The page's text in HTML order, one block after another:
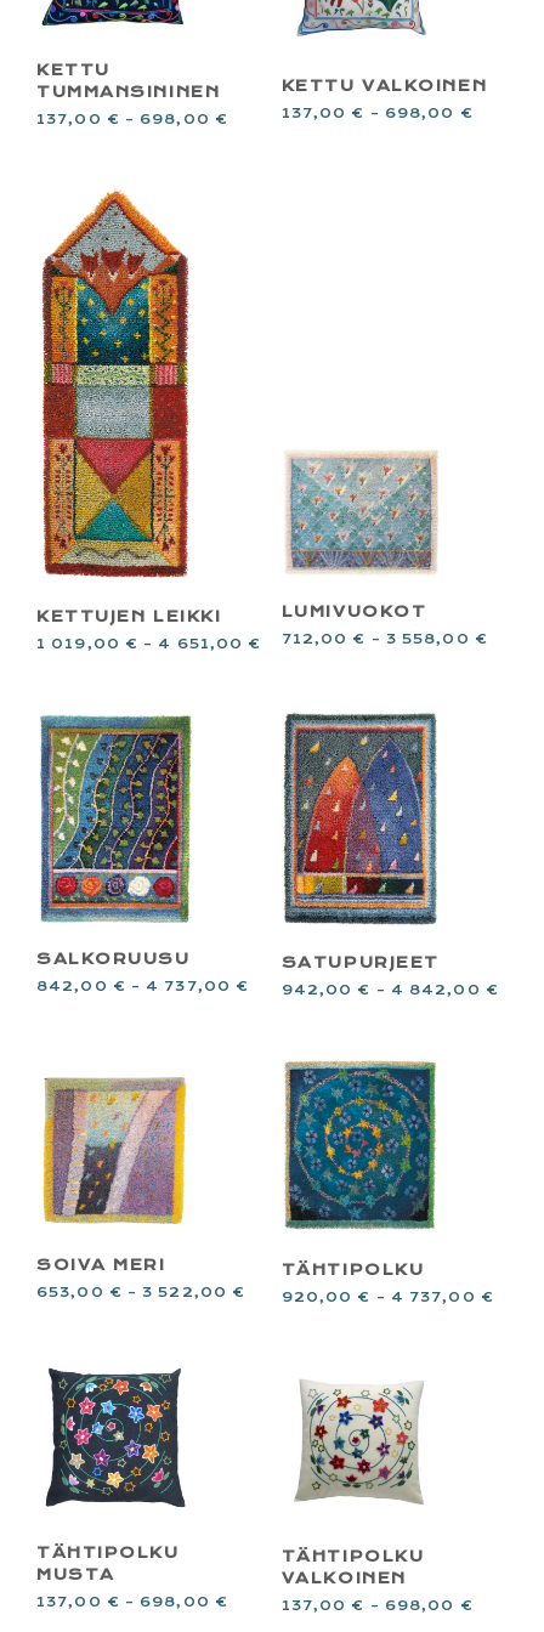
KETTU
TUMMANSININEN
137,00 € – 698,00 €
KETTU VALKOINEN
137,00 € – 698,00 €
KETTUJEN LEIKKI
1 019,00 € – 4 651,00 €
LUMIVUOKOT
712,00 € – 3 558,00 €
SALKORUUSU
842,00 € – 4 737,00 €
SATUPURJEET
942,00 € – 4 842,00 €
SOIVA MERI
653,00 € – 3 522,00 €
TÄHTIPOLKU
920,00 € – 4 737,00 €
TÄHTIPOLKU
MUSTA
137,00 € – 698,00 €
TÄHTIPOLKU
VALKOINEN
137,00 € – 698,00 €